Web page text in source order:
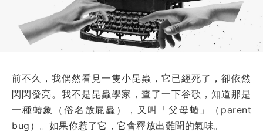
前不久，我偶然看見一隻小昆蟲，它已經死了，卻依然
閃閃發亮。我不是昆蟲學家，查了一下谷歌，知道那是
一種蝽象（俗名放屁蟲），又叫「父母蝽」（parent
bug）。如果你惹了它，它會釋放出難聞的氣味。